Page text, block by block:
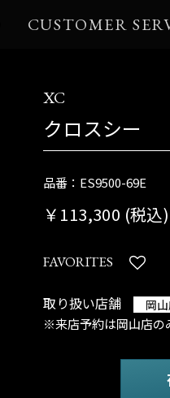
CUSTOMER
XC
クロスシー
品番：ES9500-69E
￥113,300 (税込)
FAVORITES
取り扱い店舗 岡
※来店予約は岡山店の